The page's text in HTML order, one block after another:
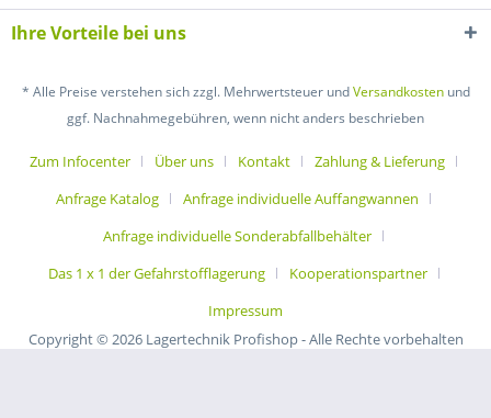
Ihre Vorteile bei uns
* Alle Preise verstehen sich zzgl. Mehrwertsteuer undVersandkostenund
ggf. Nachnahmegebühren, wenn nicht anders beschrieben
Zum Infocenter Über uns Kontakt
Zahlung & Lieferung
Anfrage Katalog
Anfrage individuelle Auffangwannen
Anfrage individuelle Sonderabfallbehälter
Das 1 x 1 der Gefahrstofflagerung
Kooperationspartner
Impressum
Copyright © 2026 Lagertechnik Profishop - Alle Rechte vorbehalten